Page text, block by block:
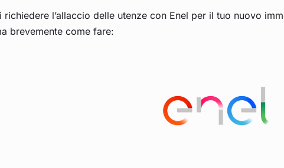
richiedere l’allaccio delle utenze con Enel per il tuo nuovo
brevemente come fare: